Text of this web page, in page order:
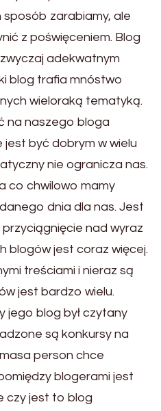
zarabiamy, ale
z poświęceniem. Blog
adekwatnym
blog trafia mnóstwo
wieloraką tematyką.
na naszego bloga
jest być dobrym w wielu
nie ogranicza nas.
co chwilowo mamy
dnia dla nas. Jest
nad wyraz
blogów jest coraz więcej.
treściami i nieraz są
jest bardzo wielu.
jego blog był czytany
są konkursy na
person chce
blogerami jest
czy jest to blog